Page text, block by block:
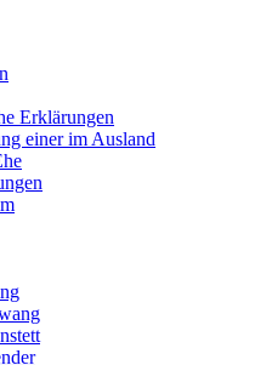
Erklärungen
einer im Ausland